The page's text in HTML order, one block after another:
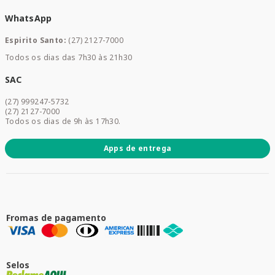
Saúde e Bem-estar
Mamães e Bebê
Dermocosméticos
Promoções
WhatsApp
Espirito Santo: (27) 2127-7000
Todos os dias das 7h30 às 21h30
SAC
(27) 999247-5732
(27) 2127-7000
Todos os dias de 9h às 17h30.
Apps de entrega
Fromas de pagamento
Selos